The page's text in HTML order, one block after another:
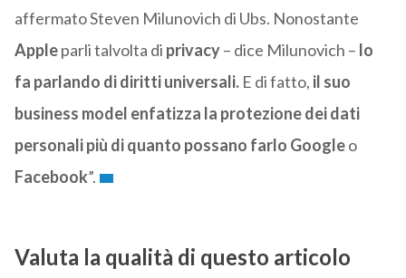
affermato Steven Milunovich di Ubs. Nonostante
Appleparli talvolta di privacy– dice Milunovich – lo
fa parlando di diritti universali.E di fatto, il suo
business model enfatizza la protezione dei dati
personali più di quanto possano farlo Googleo
Facebook”.
Valuta la qualità di questo articolo